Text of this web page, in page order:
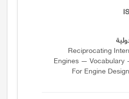
Reciprocating
Engines — Vocabulary
For Engine